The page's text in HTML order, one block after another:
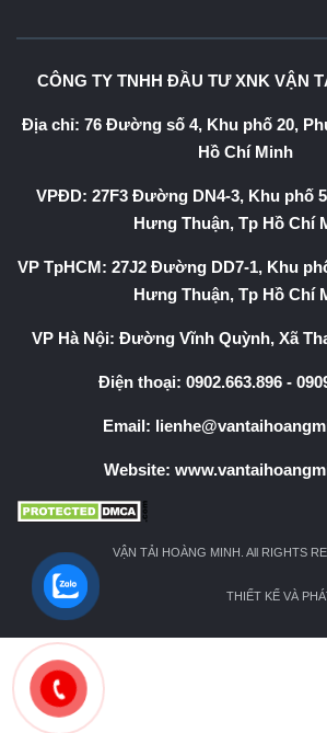
CÔNG TY TNHH ĐẦU TƯ XNK VẬN
Địa chỉ: 76 Đường số 4, Khu phố 20,
Hồ Chí Minh
VPĐD: 27F3 Đường DN4-3, Khu phố
Hưng Thuận, Tp Hồ Chí
VP TpHCM: 27J2 Đường DD7-1, Khu
Hưng Thuận, Tp Hồ Chí
VP Hà Nội: Đường Vĩnh Quỳnh, Xã
Điện thoại: 0902.663.896-
Email:
Website:
VẬN TẢI HOÀNG MINH. All RIGHTS
THIẾT KẾ VÀ